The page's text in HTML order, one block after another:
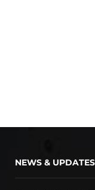
NEWS & UPDATES